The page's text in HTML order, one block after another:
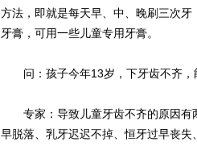
方法，即就是每天早、中、晚刷三次
牙膏，可用一些儿童专用牙膏。
问：孩子今年13岁，下牙齿不齐，
专家：导致儿童牙齿不齐的原因有
早脱落、乳牙迟迟不掉、恒牙过早丧